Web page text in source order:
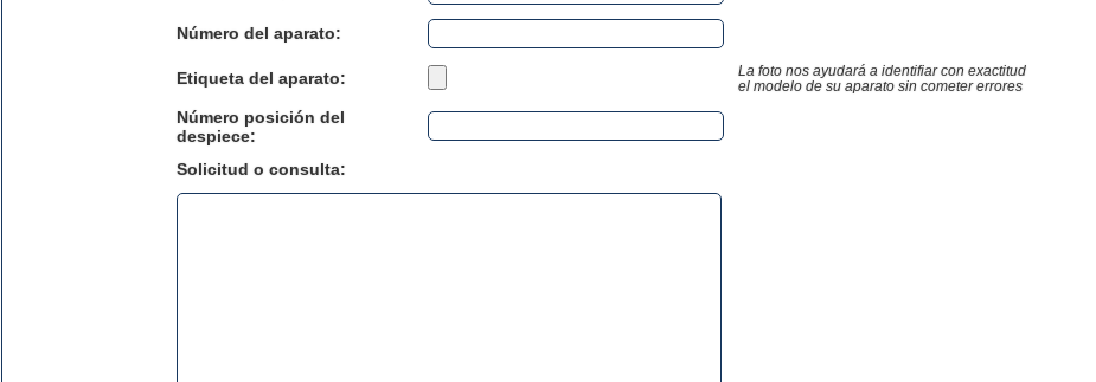
Número del aparato:
Etiqueta del aparato:
La foto nos ayudará a identifiar con exactitud
el modelo de su aparato sin cometer errores
Número posición del
despiece:
Solicitud o consulta: